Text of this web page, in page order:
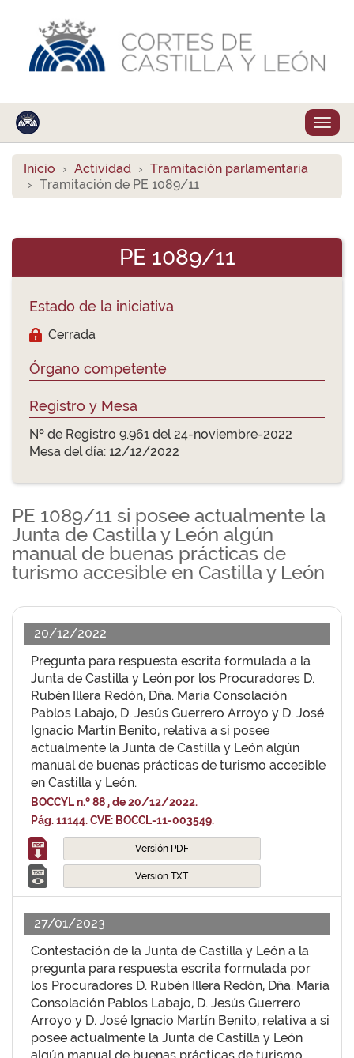
Inicio Actividad
Tramitación parlamentaria
Tramitación de PE 1089/11
PE 1089/11
Estado de la iniciativa
Cerrada
Órgano competente
Registro y Mesa
Nº de Registro 9.961 del 24-noviembre-2022
Mesa del día: 12/12/2022
PE 1089/11 si posee actualmente la
Junta de Castilla y León algún
manual de buenas prácticas de
turismo accesible en Castilla y León
20/12/2022
Pregunta para respuesta escrita formulada a la
Junta de Castilla y León por los Procuradores D.
Rubén Illera Redón, Dña. María Consolación
Pablos Labajo, D. Jesús Guerrero Arroyo y D. José
Ignacio Martín Benito, relativa a si posee
actualmente la Junta de Castilla y León algún
manual de buenas prácticas de turismo accesible
en Castilla y León.
BOCCYL n.º 88 , de 20/12/2022.
Pág. 11144. CVE: BOCCL-11-003549.
Versión PDF
Versión TXT
27/01/2023
Contestación de la Junta de Castilla y León a la
pregunta para respuesta escrita formulada por
los Procuradores D. Rubén Illera Redón, Dña. María
Consolación Pablos Labajo, D. Jesús Guerrero
Arroyo y D. José Ignacio Martín Benito, relativa a si
posee actualmente la Junta de Castilla y León